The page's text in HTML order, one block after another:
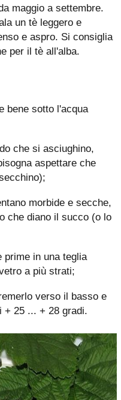
maggio a settembre.
un tè leggero e
e aspro. Si consiglia
per il tè all'alba.
bene sotto l'acqua
che si asciughino,
aspettare che
morbide e secche,
che diano il succo (o lo
prime in una teglia
a più strati;
verso il basso e
+ 25 ... + 28 gradi.